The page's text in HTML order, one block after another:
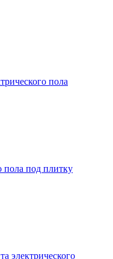
пола
пола под плитку
электрического